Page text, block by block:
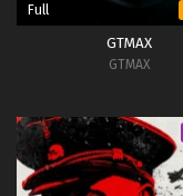
Full
GTMAX
GTMAX